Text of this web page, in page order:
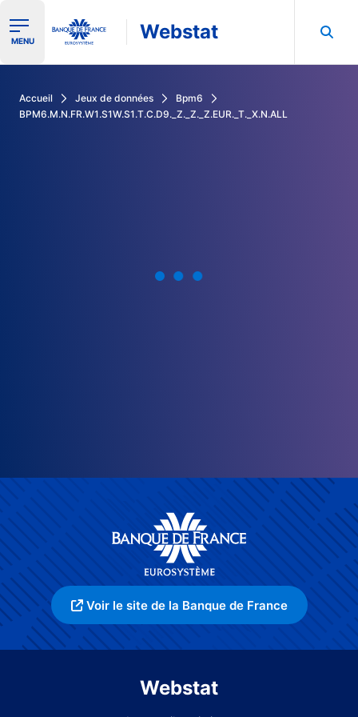
Ouvrir le menu de navigation
MENU Webstat
Accueil Jeux de données
Bpm6
BPM6.M.N.FR.W1.S1W.S1.T.C.D9._Z._Z._Z.EUR._T._X.N.ALL
Voir le site de la Banque de France
Webstat